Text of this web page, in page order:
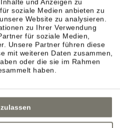
und Anzeigen zu
soziale Medien anbieten zu
Website zu analysieren.
zu Ihrer Verwendung
für soziale Medien,
Unsere Partner führen diese
mit weiteren Daten zusammen,
oder die sie im Rahmen
haben.